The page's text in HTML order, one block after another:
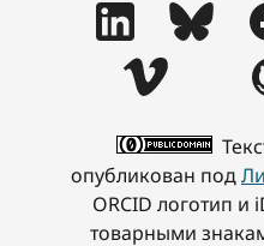
опубликован под
ORCID логотип и
товарными